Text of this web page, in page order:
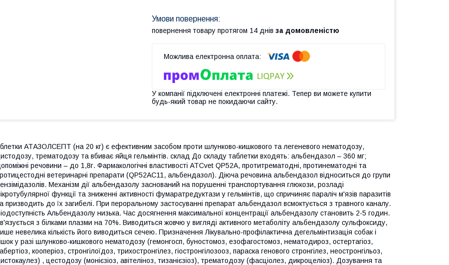
повернення товару протягом 14 днів за домовленістю
У компанії підключені електронні платежі. Тепер ви можете купити
будь-який товар не покидаючи сайту.
АТАЗОЛСЕПТ (на 20 кг) є ефективним засобом проти шлунково-кишкового та легеневого нематодозу,
трематодозу та вбиває яйця гельмінтів. склад До складу таблетки входять: альбендазол – 360 мг;
речовини – до 1,8г. Фармакологічні властивості ATCvet QP52А, протитрематодні, протинематодні та
ветеринарні препарати (QP52AС11, альбендазол). Діюча речовина альбендазол відноситься до групи
Механізм дії альбендазолу заснований на порушенні транспортування глюкози, розладі
функції та зниженні активності фумаратредуктази у гельмінтів, що спричиняє параліч м'язів паразитів
призводить до їх загибелі. При пероральному застосуванні препарат альбендазол всмоктується з травного каналу.
Альбендазолу низька. Час досягнення максимальної концентрації альбендазолу становить 2-5 годин.
з білками плазми на 70%. Виводиться жовчю у вигляді активного метаболіту альбендазолу сульфоксиду,
невелика кількість його виводиться сечею. Призначення Лікувально-профілактична дегельмінтизація собак і
у разі шлунково-кишкового нематодозу (гемонгосп, буностомоз, езофагостомоз, нематодироз, остертагіоз,
кооперіоз, стронгілоїдоз, трихостронгілез, гіостронгілозооз, параска генового стронгілез, неостронгільоз,
, цестодозу (монієзіоз, авітеліноз, тизанієзіоз), трематодозу (фасціолез, дикроцеліоз). Дозування та